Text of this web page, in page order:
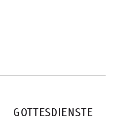
GOTTESDIENSTE